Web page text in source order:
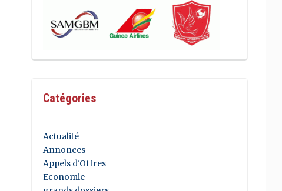
Catégories
Actualité
Annonces
Appels d'Offres
Economie